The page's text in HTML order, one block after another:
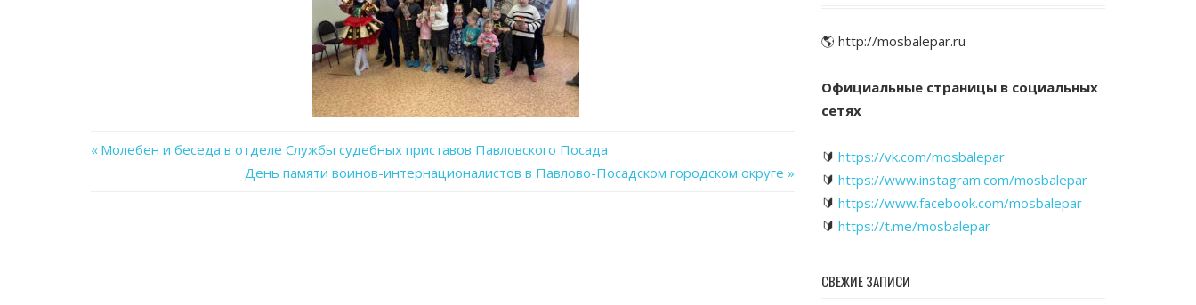
Previous
Молебен и беседа в отделе Службы судебных приставов Павловского Посада
Next
День памяти воинов-интернационалистов в Павлово-Посадском городском округе
🌎 http://mosbalepar.ru
Официальные страницы в социальных
сетях
🔰 https://vk.com/mosbalepar
🔰 https://www.instagram.com/mosbalepar
🔰 https://www.facebook.com/mosbalepar
🔰 https://t.me/mosbalepar
СВЕЖИЕ ЗАПИСИ